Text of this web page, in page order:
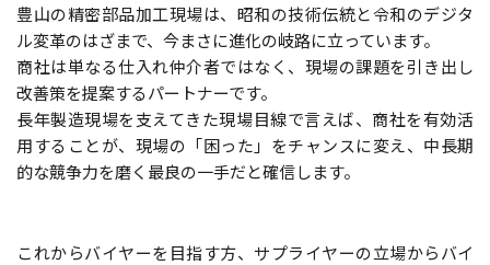
豊山の精密部品加工現場は、昭和の技術伝統と令和のデジタ
ル変革のはざまで、今まさに進化の岐路に立っています。
商社は単なる仕入れ仲介者ではなく、現場の課題を引き出し
改善策を提案するパートナーです。
長年製造現場を支えてきた現場目線で言えば、商社を有効活
用することが、現場の「困った」をチャンスに変え、中長期
的な競争力を磨く最良の一手だと確信します。
これからバイヤーを目指す方、サプライヤーの立場からバイ